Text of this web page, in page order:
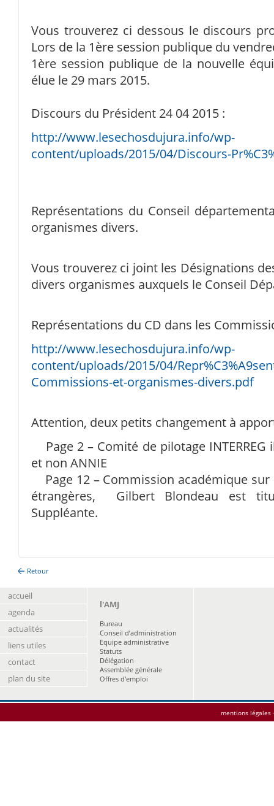
Vous trouverez ci dessous le discours
Lors de la 1ère session publique du
1ère session publique de la nouvelle
élue le 29 mars 2015.
Discours du Président 24 04 2015 :
http://www.lesechosdujura.info/wp-
content/uploads/2015/04/Discours-
Représentations du Conseil
organismes divers.
Vous trouverez ci joint les Désignations
divers organismes auxquels le Conseil
Représentations du CD dans les
http://www.lesechosdujura.info/wp-
content/uploads/2015/04/
Commissions-et-organismes-divers.pdf
Attention, deux petits changement à
Page 2 – Comité de pilotage INTERREG
et non ANNIE
Page 12 – Commission académique sur
étrangères, Gilbert Blondeau est
Suppléante.
Retour
accueil
agenda
actualités
liens utiles
contact
plan du site
l'AMJ
Bureau
Conseil d’administration
Equipe administrative
Statuts
Délégation
Assemblée générale
Offres d'emploi
mentions légales